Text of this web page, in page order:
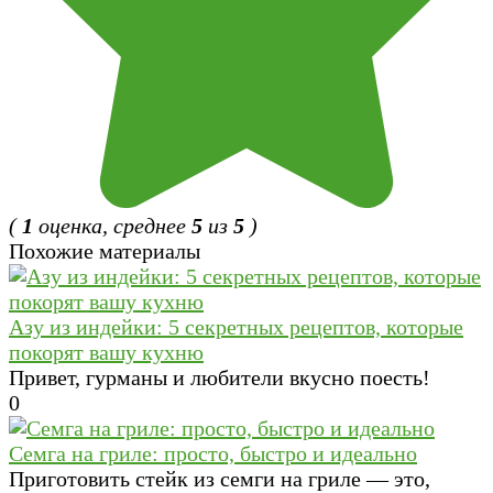
( 1 оценка, среднее 5 из 5 )
Похожие материалы
Азу из индейки: 5 секретных рецептов, которые
покорят вашу кухню
Привет, гурманы и любители вкусно поесть!
0
Семга на гриле: просто, быстро и идеально
Приготовить стейк из семги на гриле — это,